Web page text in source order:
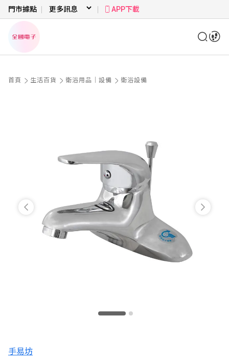
門市據點 APP下載
首頁 生活百貨 衛浴用品｜設備 衛浴設備
手易坊